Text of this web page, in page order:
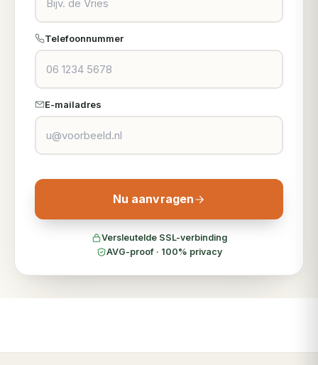
Telefoonnummer
E-mailadres
Nu aanvragen
Versleutelde SSL-verbinding
AVG-proof · 100% privacy